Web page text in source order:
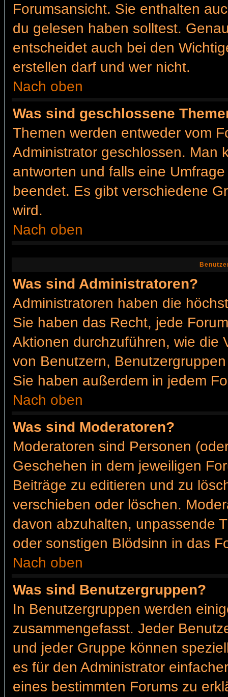
Forumsansicht. Sie enthalten
du gelesen haben solltest.
entscheidet auch bei den
erstellen darf und wer nicht.
Nach oben
Was sind geschlossene
Themen werden entweder vom
Administrator geschlossen. Man
antworten und falls eine
beendet. Es gibt verschiedene
wird.
Nach oben
Was sind Administratoren?
Administratoren haben die
Sie haben das Recht, jede
Aktionen durchzuführen, wie die
von Benutzern,
Sie haben außerdem in jedem
Nach oben
Was sind Moderatoren?
Moderatoren sind Personen
Geschehen in dem jeweiligen
Beiträge zu editieren und zu
verschieben oder löschen.
davon abzuhalten, unpassende
oder sonstigen Blödsinn in das
Nach oben
Was sind Benutzergruppen?
In Benutzergruppen werden
zusammengefasst. Jeder
und jeder Gruppe können
es für den Administrator
eines bestimmten Forums zu